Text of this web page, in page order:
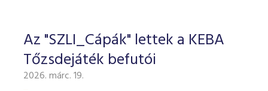
Jelzáloglevél indexek
Vállalati kötvény indexek
Azonnali Piac
Részvények
Származékos piac
Részvény szekció
Hitelpapír szekció
BÉT szabályzatok
Befektetővédelem
Alkalmazott díjstruktúra
Elszámolás
Részvény és vállalati kötvény tőzsdei bevezetését
program
BÉT Xtend - Részvénypiac egyszerűen
TŐZSDETAGOK
Tőzsdetagok, üzletkötők
VENDOROK
Az "SZLI_Cápák" lettek a KEBA
Tőzsdejáték befutói
2026. márc. 19.